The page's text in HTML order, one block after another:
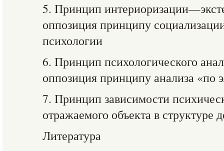
5. Принцип
оппозиция принципу
психологии
6. Принцип психологического
оппозиция принципу анализа «по
7. Принцип зависимости
отражаемого объекта в структуре
Литература